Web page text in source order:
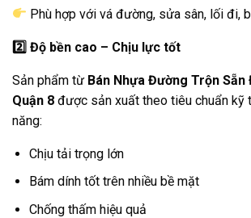
Phù hợp với vá đường, sửa sân, lối đi,
2️ Độ bền cao – Chịu lực tốt
Sản phẩm từ Bán Nhựa Đường Trộn
Quận 8 được sản xuất theo tiêu chuẩn kỹ
năng:
Chịu tải trọng lớn
Bám dính tốt trên nhiều bề mặt
Chống thấm hiệu quả